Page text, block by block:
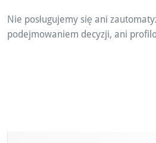
Nie posługujemy się ani
podejmowaniem decyzji, ani